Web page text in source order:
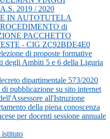
2019 / 2020
IN AUTOTUTELA
di
PACCHETTO
- CIG ZC92BDE4E0
di proposte formative
degli Ambiti 5 e 6 della Liguria
dipartimentale 573/2020
pubblicazione su sito internet
all'Istruzione
della piena conoscenza
per docenti sessione annuale
istituto